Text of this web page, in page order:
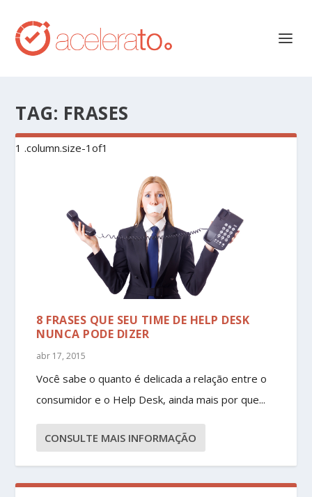
TAG: FRASES
8 FRASES QUE SEU TIME DE HELP DESK
NUNCA PODE DIZER
abr 17, 2015
Você sabe o quanto é delicada a relação entre o
consumidor e o Help Desk, ainda mais por que...
CONSULTE MAIS INFORMAÇÃO